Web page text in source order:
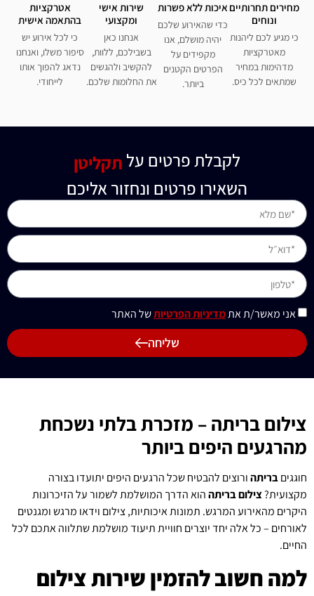
מחירים תחרותיים
ונוחים
כי מגיע לכם ליהנות
מאטרקציות
מדהימות במחיר
שמתאים לכל כיס.
איכות ללא פשרות
כדי שהאירוע שלכם
יהיה מושלם, אנו
מקפידים על
הפרטים הקטנים
ביותר.
שירות אישי
ומקצועי
אנחנו כאן
בשבילכם, ללוות,
להקשיב ולהגשים
את החלומות שלכם.
אטרקציות
בהתאמה אישית
כי לכל אירוע יש
סיפור משלו, ואנחנו
נדאג להפוך אותו
לייחודי.
לקבלת פרטים על תקליטן
השאירו פרטים ונחזור אליכם
אני מאשר/ת אתמדיניות הפרטיותשל האתר
שליחה
צילום בריתה – מזכרת בלתי נשכחת
מהרגעים היפים ביותר
חוגגיםבריתהורוצים להבטיח שכל הרגעים היפים יתועדו בצורה
מקצועית?צילום בריתההוא הדרך המושלמת לשמור על הזיכרונות
היקרים מהאירוע המרגש. תמונות איכותיות, צילום וידאו מרגש ומגנטים
לאורחים – כל אלה יחד יוצרים חוויית תיעוד מושלמת שתלווה אתכם לכל
החיים.
למה חשוב להזמין שירות צילום